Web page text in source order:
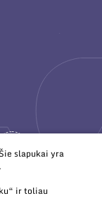
slapukai yra
ir toliau